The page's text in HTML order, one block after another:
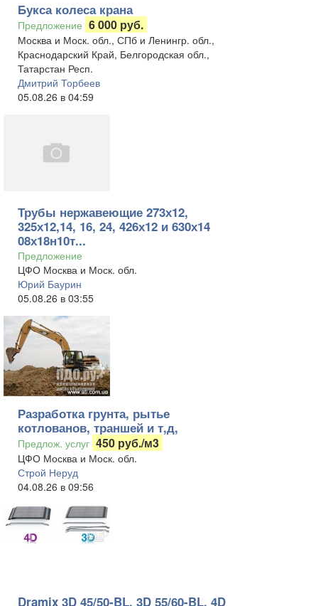
Букса колеса крана
Предложение 6 000 руб.
Москва и Моск. обл., СПб и Ленингр. обл.,
Краснодарский Край, Белгородская обл.,
Татарстан Респ.
Дмитрий Торбеев
05.08.26 в 04:59
Трубы нержавеющие 273х12,
325х12,14, 16, 24, 426х12 и 630х14
08х18н10т...
Предложение
ЦФО Москва и Моск. обл.
Юрий Баурин
05.08.26 в 03:55
Разработка грунта, рытье
котлованов, траншей и т,д,
Предлож. услуг 450 руб./м3
ЦФО Москва и Моск. обл.
Строй Неруд
04.08.26 в 09:56
Dramix 3D 45/50-BL, 3D 55/60-BL, 4D